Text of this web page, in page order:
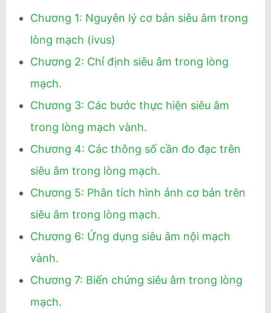
Chương 1: Nguyên lý cơ bản siêu âm trong
lòng mạch (ivus)
Chương 2: Chỉ định siêu âm trong lòng
mạch.
Chương 3: Các bước thực hiện siêu âm
trong lòng mạch vành.
Chương 4: Các thông số cần đo đạc trên
siêu âm trong lòng mạch.
Chương 5: Phân tích hình ảnh cơ bản trên
siêu âm trong lòng mạch.
Chương 6: Ứng dụng siêu âm nội mạch
vành.
Chương 7: Biến chứng siêu âm trong lòng
mạch.